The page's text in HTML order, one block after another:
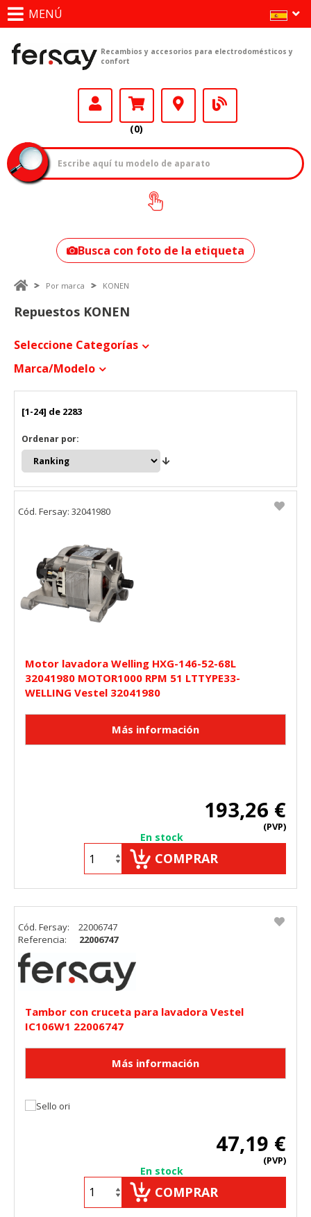
MENÚ
Recambios y accesorios para electrodomésticos y
confort
(0)
¿Cómo encontrar
tu modelo?
Busca con foto de la etiqueta
Por marca KONEN
Repuestos KONEN
Seleccione Categorías
Marca/modelo
[1-24] de 2283
Ordenar por:
Motor lavadora Welling HXG-146-52-68L
32041980 MOTOR1000 RPM 51 LTTYPE33-
WELLING Vestel 32041980
193,26 €
(PVP)
En stock
COMPRAR
Cód. Fersay: 32041980
Tambor con cruceta para lavadora Vestel
IC106W1 22006747
47,19 €
(PVP)
En stock
COMPRAR
Cód. Fersay:
22006747
Referencia:
22006747